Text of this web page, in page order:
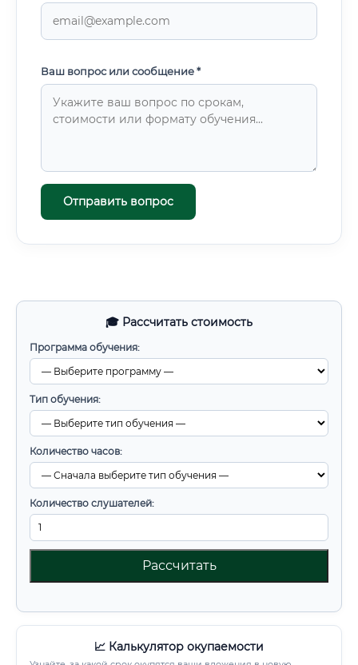
🎓 Рассчитать стоимость
Программа обучения:
Тип обучения:
Количество часов:
Количество слушателей:
Рассчитать
📈 Калькулятор окупаемости
Ваш вопрос или сообщение *
Отправить вопрос